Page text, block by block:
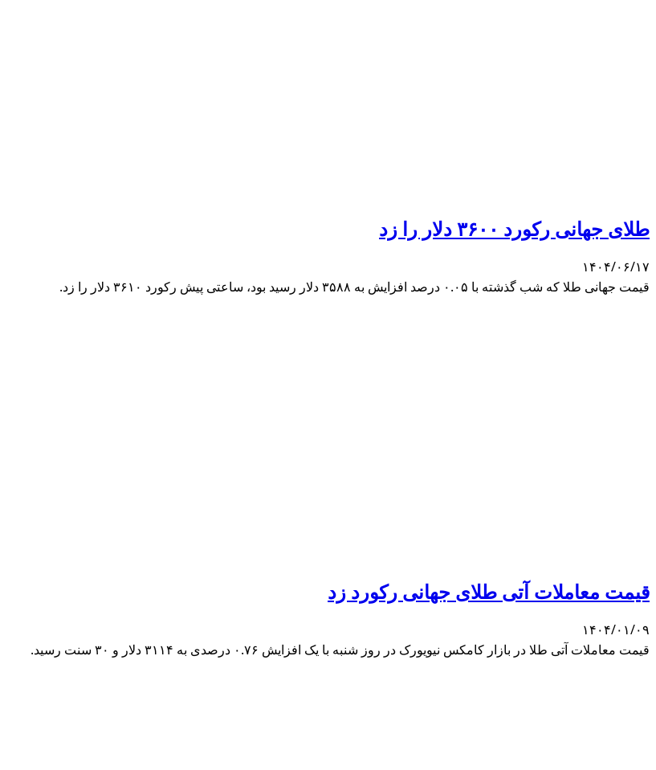
طلای جهانی رکورد ۳۶۰۰ دلار را زد
۱۴۰۴/۰۶/۱۷
قیمت جهانی طلا که شب گذشته با ۰.۰۵ درصد افزایش به ۳۵۸۸ دلار رسید بود، ساعتی پیش رکورد ۳۶۱۰ دلار را زد.
قیمت معاملات آتی طلای جهانی رکورد زد
۱۴۰۴/۰۱/۰۹
قیمت معاملات آتی طلا در بازار کامکس نیویورک در روز شنبه با یک افزایش ۰.۷۶ درصدی به ۳۱۱۴ دلار و ۳۰ سنت رسید.